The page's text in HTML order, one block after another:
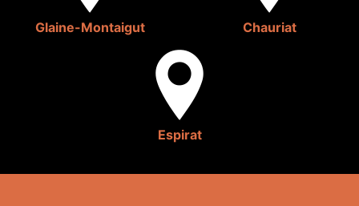
Glaine-Montaigut Chauriat
Espirat